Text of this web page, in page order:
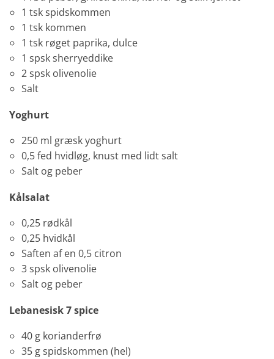
1 tsk spidskommen
1 tsk kommen
1 tsk røget paprika, dulce
1 spsk sherryeddike
2 spsk olivenolie
Salt
Yoghurt
250 ml græsk yoghurt
0,5 fed hvidløg, knust med lidt salt
Salt og peber
Kålsalat
0,25 rødkål
0,25 hvidkål
Saften af en 0,5 citron
3 spsk olivenolie
Salt og peber
Lebanesisk 7 spice
40 g korianderfrø
35 g spidskommen (hel)